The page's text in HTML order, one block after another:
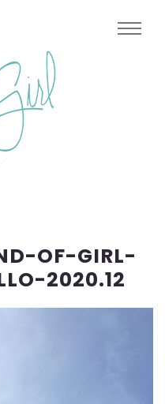
OF-GIRL-
2020.12